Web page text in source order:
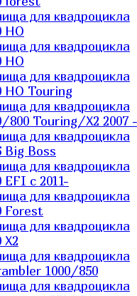
для квадроцикла
HO
для квадроцикла
HO
для квадроцикла
HO Touring
для квадроцикла
800 Touring/X2 2007 -
для квадроцикла
Big Boss
для квадроцикла
EFI с 2011-
для квадроцикла
Forest
для квадроцикла
X2
для квадроцикла
1000/850
для квадроцикла